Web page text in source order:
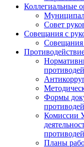
Коллегиальные
Совет
Совещания с
Формы
Комиссии
Планы